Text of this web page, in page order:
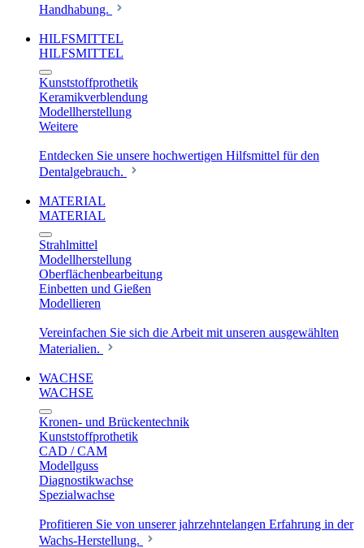
Handhabung.
HILFSMITTEL
HILFSMITTEL
Kunststoffprothetik
Keramikverblendung
Modellherstellung
Weitere
Entdecken Sie unsere hochwertigen Hilfsmittel für den
Dentalgebrauch.
MATERIAL
MATERIAL
Strahlmittel
Modellherstellung
Oberflächenbearbeitung
Einbetten und Gießen
Modellieren
Vereinfachen Sie sich die Arbeit mit unseren ausgewählten
Materialien.
WACHSE
WACHSE
Kronen- und Brückentechnik
Kunststoffprothetik
CAD / CAM
Modellguss
Diagnostikwachse
Spezialwachse
Profitieren Sie von unserer jahrzehntelangen Erfahrung in der
Wachs-Herstellung.